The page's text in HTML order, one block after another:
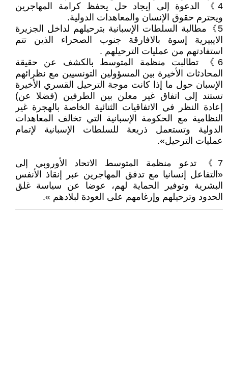
4》 الدعوة إلى إيجاد حل يحفظ كرامة المهاجرين
ويحترم حقوق الإنسان والمعاهدات الدولية.
5》مطالبة السلطات الإسبانية بترحيلهم لداخل الجزيرة
الايبيرية إسوة بالافارقة جنوب الصحراء الذين تتم
استفادتهم من عمليات الترحيلهم .
6》 تطالبت منظمة المتوسط بالكشف عن حقيقة
المحادثات الأخيرة بين المسؤولين التونسيين مع نظرائهم
الإسبان حول ما إذا كانت موجة الترحيل القسري الأخيرة
تستند إلى اتفاق غير معلن بين الطرفين (فضلا عن)
إعادة النظر في الاتفاقيات الثنائية الخاصة بالهجرة غير
النظامية مع الحكومة الإسبانية التي تخالف المعاهدات
الدولية وتستعمل ذريعة للسلطات الإسبانية لإتمام
عمليات الترحيل».
7》 تدعو منظمة المتوسط الاتحاد الأوروبي إلى
«التفاعل إنسانيا مع تدفق المهاجرين عبر إنقاذ الأنفس
البشرية وتوفير الحماية لهم، عوضا عن سياسة غلق
الحدود وترحيلهم وإرغامهم على العودة لبلادهم ».